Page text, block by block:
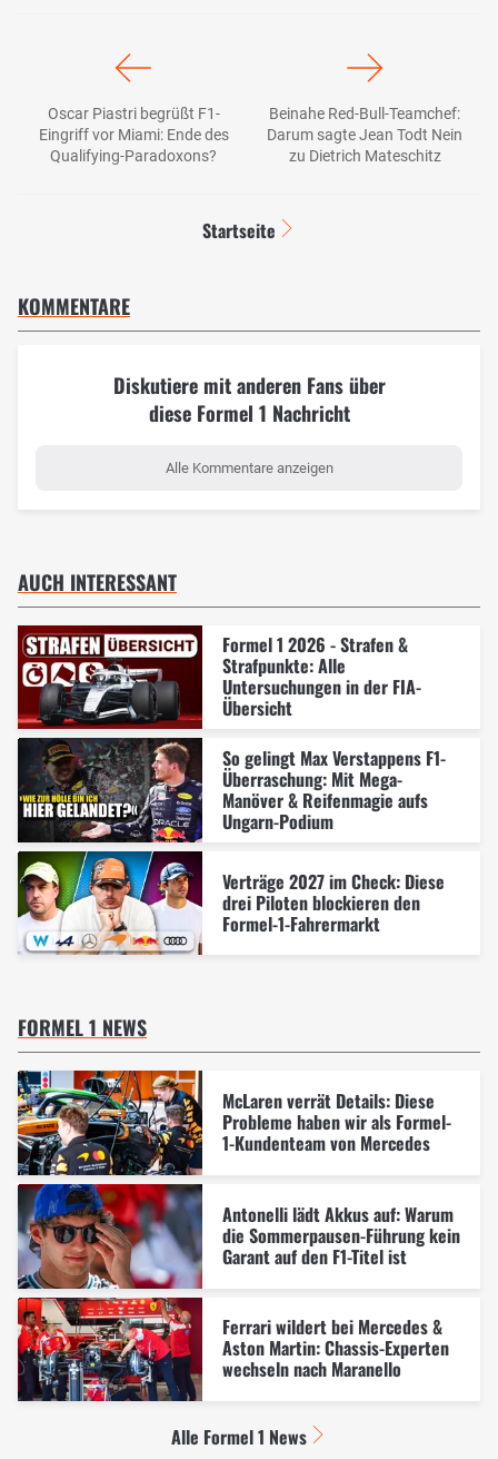
Oscar Piastri begrüßt F1-
Eingriff vor Miami: Ende des
Qualifying-Paradoxons?
Beinahe Red-Bull-Teamchef:
Darum sagte Jean Todt Nein
zu Dietrich Mateschitz
Startseite
KOMMENTARE
Diskutiere mit anderen Fans über
diese Formel 1 Nachricht
Alle Kommentare anzeigen
AUCH INTERESSANT
Formel 1 2026 - Strafen &
Strafpunkte: Alle
Untersuchungen in der FIA-
Übersicht
So gelingt Max Verstappens F1-
Überraschung: Mit Mega-
Manöver & Reifenmagie aufs
Ungarn-Podium
Verträge 2027 im Check: Diese
drei Piloten blockieren den
Formel-1-Fahrermarkt
FORMEL 1 NEWS
McLaren verrät Details: Diese
Probleme haben wir als Formel-
1-Kundenteam von Mercedes
Antonelli lädt Akkus auf: Warum
die Sommerpausen-Führung kein
Garant auf den F1-Titel ist
Ferrari wildert bei Mercedes &
Aston Martin: Chassis-Experten
wechseln nach Maranello
Alle Formel 1 News